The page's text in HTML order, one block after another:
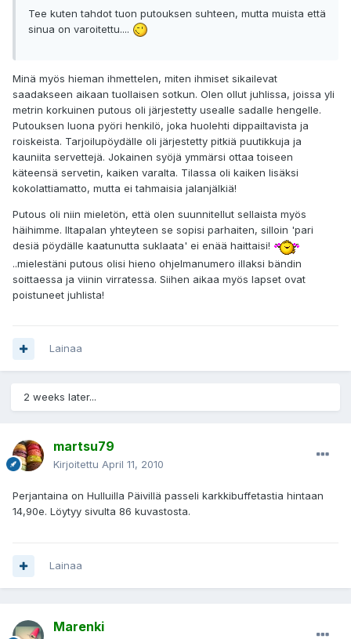
Tee kuten tahdot tuon putouksen suhteen, mutta muista että
sinua on varoitettu....
Minä myös hieman ihmettelen, miten ihmiset sikailevat
saadakseen aikaan tuollaisen sotkun. Olen ollut juhlissa, joissa yli
metrin korkuinen putous oli järjestetty usealle sadalle hengelle.
Putouksen luona pyöri henkilö, joka huolehti dippailtavista ja
roiskeista. Tarjoilupöydälle oli järjestetty pitkiä puutikkuja ja
kauniita servettejä. Jokainen syöjä ymmärsi ottaa toiseen
käteensä servetin, kaiken varalta. Tilassa oli kaiken lisäksi
kokolattiamatto, mutta ei tahmaisia jalanjälkiä!
Putous oli niin mieletön, että olen suunnitellut sellaista myös
häihimme. Iltapalan yhteyteen se sopisi parhaiten, silloin 'pari
desiä pöydälle kaatunutta suklaata' ei enää haittaisi!
..mielestäni putous olisi hieno ohjelmanumero illaksi bändin
soittaessa ja viinin virratessa. Siihen aikaa myös lapset ovat
poistuneet juhlista!
Lainaa
2 weeks later...
martsu79
Kirjoitettu April 11, 2010
Perjantaina on Hulluilla Päivillä passeli karkkibuffetastia hintaan
14,90e. Löytyy sivulta 86 kuvastosta.
Lainaa
Marenki